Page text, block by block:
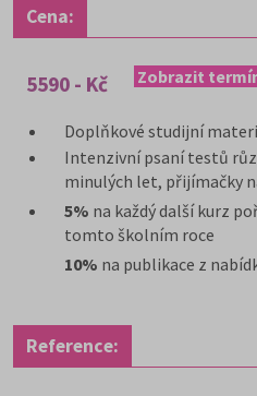
Cena:
5590 - Kč Zobrazit
Doplňkové studijní
Intenzivní psaní testů
minulých let, přijímačky
5% na každý další kurz
tomto školním roce
10% na publikace z
Reference: